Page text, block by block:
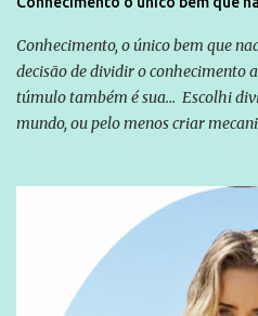
Conhecimento, o único bem que
decisão de dividir o conhecimento
túmulo também é sua... Escolhi
mundo, ou pelo menos criar
empreendedor da comunicação,
cotidiana, corriqueira e cada vez
você já esta acostumado a ver
que possibilite distribuir não só
forma consistente a riqueza do